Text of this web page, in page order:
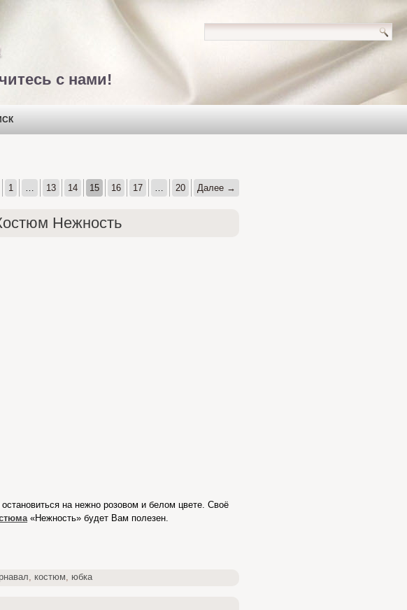
с нами!
1 … 13 14 15 16 17 … 20 Далее →
Нежность
на нежно розовом и белом цвете. Своё
«Нежность» будет Вам полезен.
, костюм, юбка